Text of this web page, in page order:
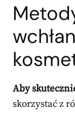
Aby
skorzystać z